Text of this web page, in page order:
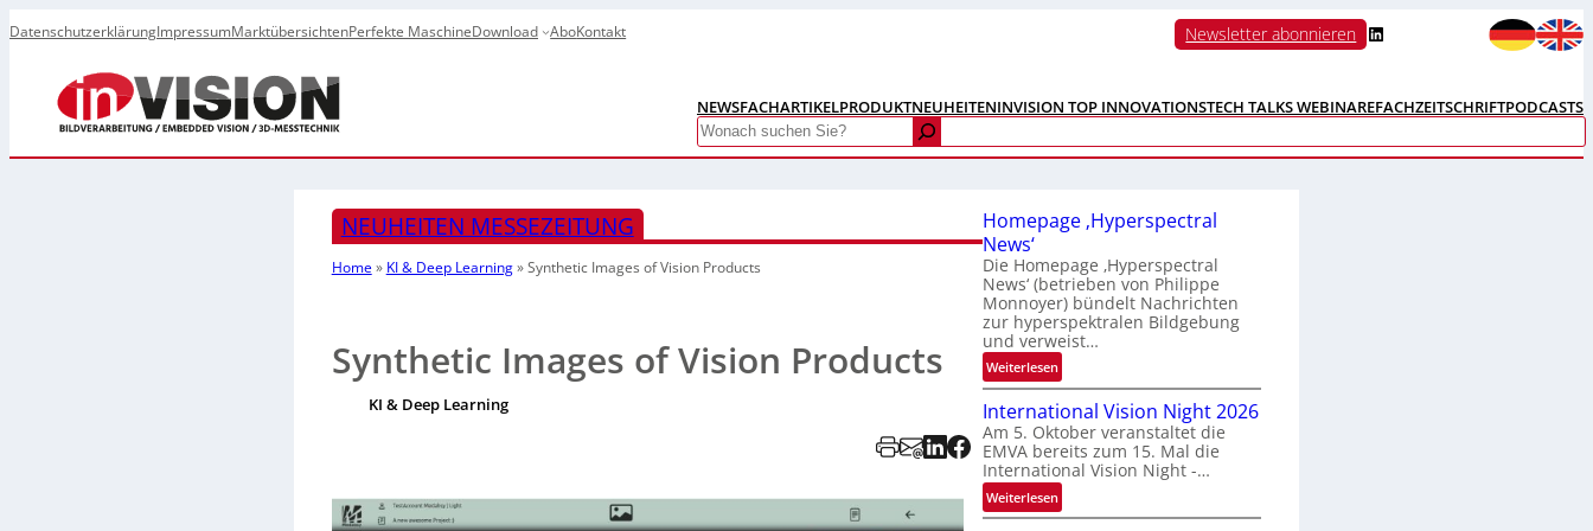
DatenschutzerklärungImpressumMarktübersichtenPerfekte MaschineDownload AboKontakt Newsletter abonnieren LinkedIn
NEWSFACHARTIKELPRODUKTNEUHEITENINVISION TOP INNOVATIONSTECH TALKS WEBINAREFACHZEITSCHRIFTPODCASTS
Search
NEUHEITEN MESSEZEITUNG
Home» KI & Deep Learning»Synthetic Images of Vision Products
Synthetic Images of Vision Products
KI & Deep Learning
Homepage ‚Hyperspectral
News‘
Die Homepage ‚Hyperspectral
News‘ (betrieben von Philippe
Monnoyer) bündelt Nachrichten
zur hyperspektralen Bildgebung
und verweist…
Weiterlesen:
H
o
m
e
p
a
g
International Vision Night 2026
Am 5. Oktober veranstaltet die
EMVA bereits zum 15. Mal die
International Vision Night -…
Weiterlesen:
I